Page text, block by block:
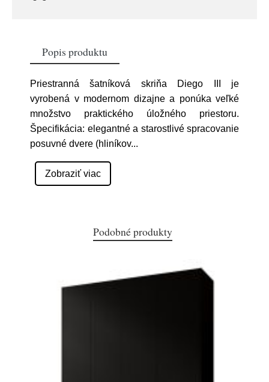
Popis produktu
Priestranná šatníková skriňa Diego III je
vyrobená v modernom dizajne a ponúka veľké
množstvo praktického úložného priestoru.
Špecifikácia: elegantné a starostlivé spracovanie
posuvné dvere (hliníkov...
Zobraziť viac
Podobné produkty